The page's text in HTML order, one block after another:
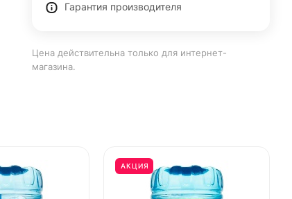
Гарантия производителя
Цена действительна только для интернет-
магазина.
АКЦИЯ